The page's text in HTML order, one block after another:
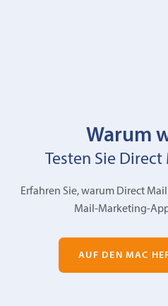
Warum
Testen Sie
Erfahren Sie, warum Direct
Mail-Marketing-
AUF DEN MAC